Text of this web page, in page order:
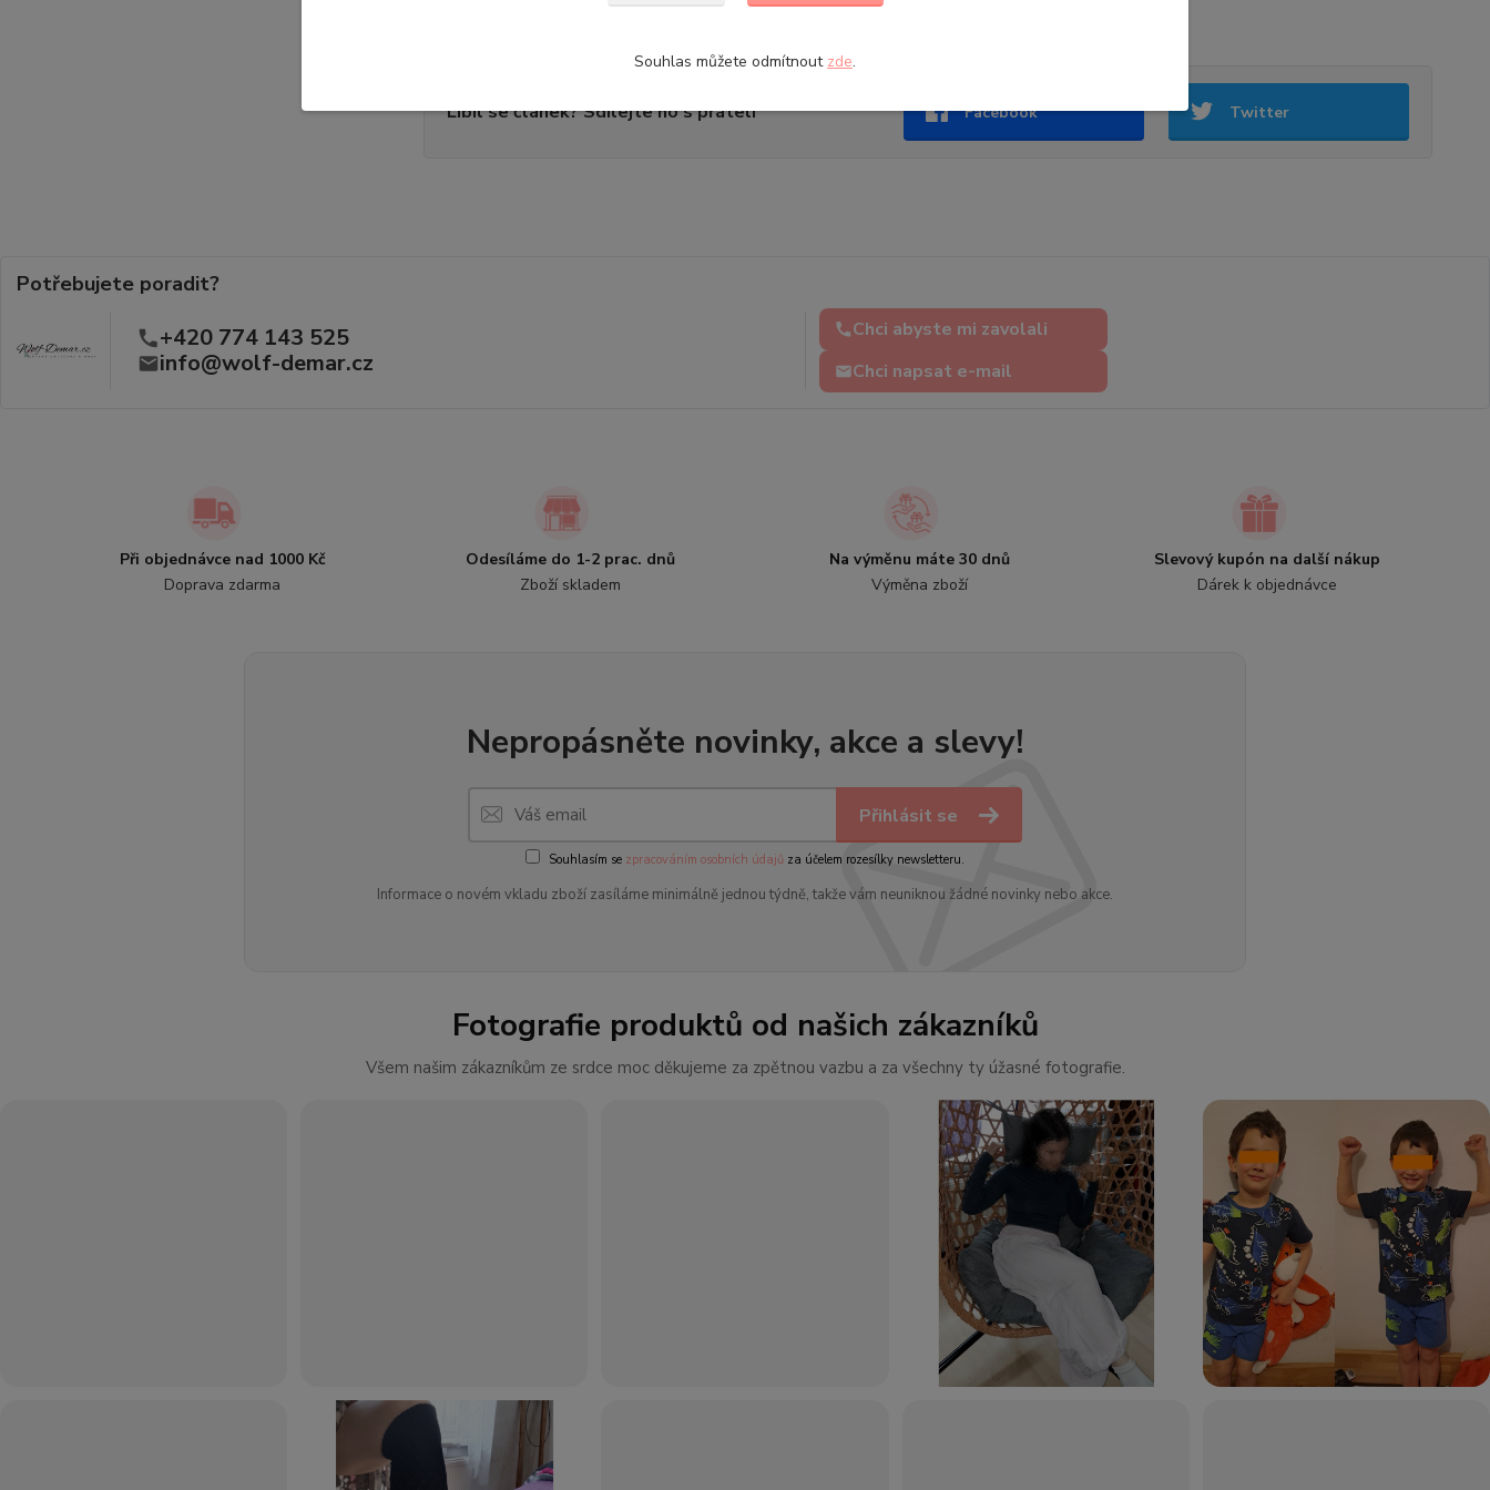
Dívčí pyžama|Chlapecká pyžama|Letní pyžama
Líbil se článek? Sdílejte ho s přáteli Facebook Twitter
Potřebujete poradit?
+420 774 143 525
info@wolf-demar.cz
Chci abyste mi zavolali
Chci napsat e-mail
Při objednávce nad 1000 Kč
Doprava zdarma
Odesíláme do 1-2 prac. dnů
Zboží skladem
Na výměnu máte 30 dnů
Výměna zboží
Slevový kupón na další nákup
Dárek k objednávce
Nepropásněte novinky, akce a slevy!
Přihlásit se
Souhlasím se zpracováním osobních údajů za účelem rozesílky newsletteru.
Informace o novém vkladu zboží zasíláme minimálně jednou týdně, takže vám neuniknou žádné novinky nebo akce.
Fotografie produktů od našich zákazníků
Všem našim zákazníkům ze srdce moc děkujeme za zpětnou vazbu a za všechny ty úžasné fotografie.
Souhlas můžete odmítnout zde.